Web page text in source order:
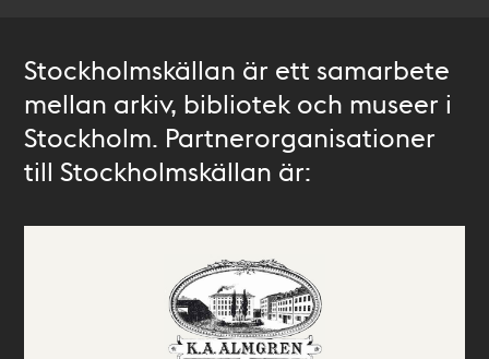
Stockholmskällan är ett samarbete
mellan arkiv, bibliotek och museer i
Stockholm. Partnerorganisationer
till Stockholmskällan är: